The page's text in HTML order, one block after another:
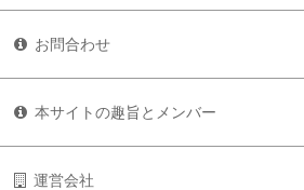
お問合わせ
本サイトの趣旨とメンバー
運営会社